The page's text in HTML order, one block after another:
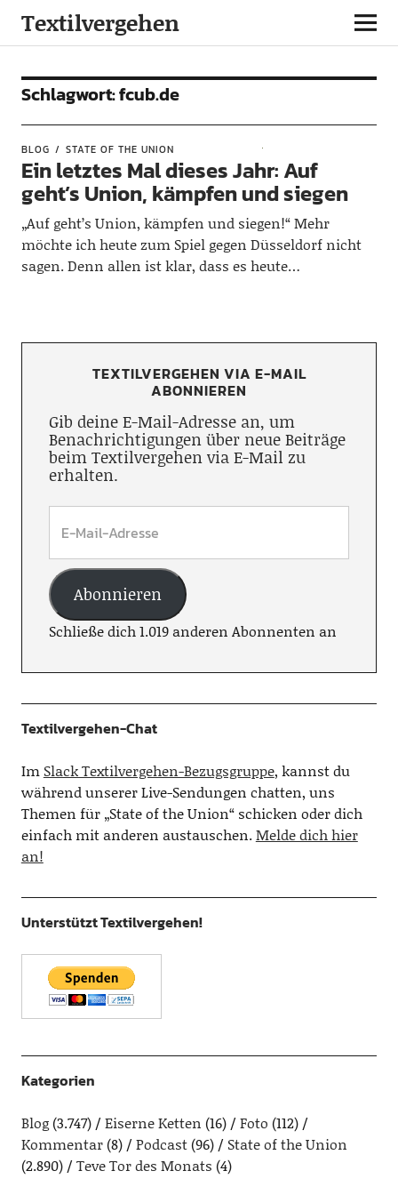
Textilvergehen
Schlagwort:fcub.de
BLOG STATE OF THE UNION
Ein letztes Mal dieses Jahr: Auf
geht’s Union, kämpfen und siegen
„Auf geht’s Union, kämpfen und siegen!“ Mehr
möchte ich heute zum Spiel gegen Düsseldorf nicht
sagen. Denn allen ist klar, dass es heute…
TEXTILVERGEHEN VIA E-MAIL
ABONNIEREN
Gib deine E-Mail-Adresse an, um
Benachrichtigungen über neue Beiträge
beim Textilvergehen via E-Mail zu
erhalten.
Abonnieren
Schließe dich 1.019 anderen Abonnenten an
Textilvergehen-Chat
Im Slack Textilvergehen-Bezugsgruppe, kannst du
während unserer Live-Sendungen chatten, uns
Themen für „State of the Union“ schicken oder dich
einfach mit anderen austauschen.Melde dich hier
an!
Unterstützt Textilvergehen!
Kategorien
Blog(3.747) Eiserne Ketten (16) Foto (112)
Kommentar(8) Podcast(96)
State of the Union
(2.890)
Teve Tor des Monats (4)